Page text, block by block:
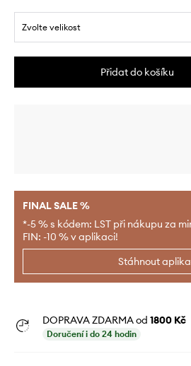
Zvolte velikost
Přidat do košíku
FINAL SALE %
*-5 % s kódem: LST při nákupu za
FIN: -10 % v aplikaci!
Stáhnout
DOPRAVA ZDARMA od 1800 Kč
Doručení i do 24 hodin